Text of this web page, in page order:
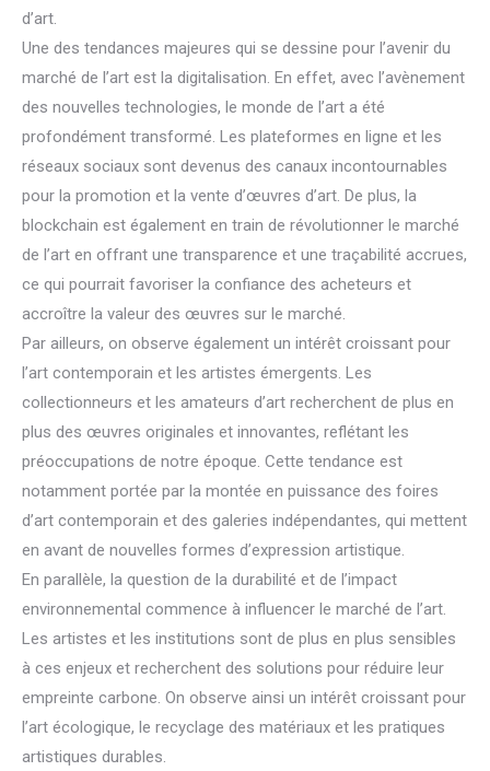
d’art.
Une des tendances majeures qui se dessine pour l’avenir du
marché de l’art est la digitalisation. En effet, avec l’avènement
des nouvelles technologies, le monde de l’art a été
profondément transformé. Les plateformes en ligne et les
réseaux sociaux sont devenus des canaux incontournables
pour la promotion et la vente d’œuvres d’art. De plus, la
blockchain est également en train de révolutionner le marché
de l’art en offrant une transparence et une traçabilité accrues,
ce qui pourrait favoriser la confiance des acheteurs et
accroître la valeur des œuvres sur le marché.
Par ailleurs, on observe également un intérêt croissant pour
l’art contemporain et les artistes émergents. Les
collectionneurs et les amateurs d’art recherchent de plus en
plus des œuvres originales et innovantes, reflétant les
préoccupations de notre époque. Cette tendance est
notamment portée par la montée en puissance des foires
d’art contemporain et des galeries indépendantes, qui mettent
en avant de nouvelles formes d’expression artistique.
En parallèle, la question de la durabilité et de l’impact
environnemental commence à influencer le marché de l’art.
Les artistes et les institutions sont de plus en plus sensibles
à ces enjeux et recherchent des solutions pour réduire leur
empreinte carbone. On observe ainsi un intérêt croissant pour
l’art écologique, le recyclage des matériaux et les pratiques
artistiques durables.